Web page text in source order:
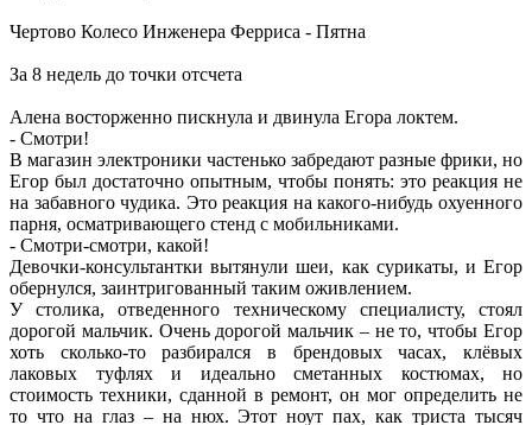
Чертово Колесо Инженера Ферриса - Пятна
За 8 недель до точки отсчета
Алена восторженно пискнула и двинула Егора локтем.
- Смотри!
В магазин электроники частенько забредают разные фрики, но
Егор был достаточно опытным, чтобы понять: это реакция не
на забавного чудика. Это реакция на какого-нибудь охуенного
парня, осматривающего стенд с мобильниками.
- Смотри-смотри, какой!
Девочки-консультантки вытянули шеи, как сурикаты, и Егор
обернулся, заинтригованный таким оживлением.
У столика, отведенного техническому специалисту, стоял
дорогой мальчик. Очень дорогой мальчик – не то, чтобы Егор
хоть сколько-то разбирался в брендовых часах, клёвых
лаковых туфлях и идеально сметанных костюмах, но
стоимость техники, сданной в ремонт, он мог определить не
то что на глаз – на нюх. Этот ноут пах, как триста тысяч